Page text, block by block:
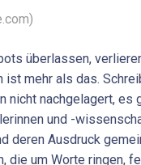
überlassen,
ist mehr als das.
nicht nachgelagert, es
und -
deren Ausdruck
die um Worte ringen,